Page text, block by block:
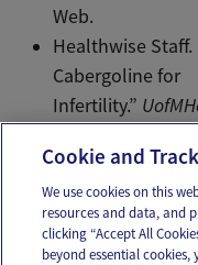
Web.
Healthwise
Cabergoline for
Infertility.”
Email Text
Cookie and
We use cookies on this
resources and data, and
clicking “Accept All
beyond essential